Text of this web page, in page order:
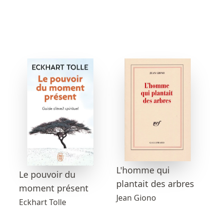
Le pouvoir du
moment présent
Eckhart Tolle
L'homme qui
plantait des arbres
Jean Giono